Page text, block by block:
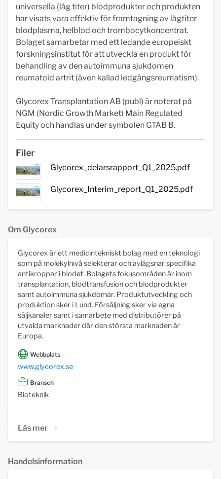
universella (låg titer) blodprodukter och produkten
har visats vara effektiv för framtagning av lågtiter
blodplasma, helblod och trombocytkoncentrat.
Bolaget samarbetar med ett ledande europeiskt
forskningsinstitut för att utveckla en produkt för
behandling av den autoimmuna sjukdomen
reumatoid artrit (även kallad ledgångsreumatism).
Glycorex Transplantation AB (publ) är noterat på
NGM (Nordic Growth Market) Main Regulated
Equity och handlas under symbolen GTAB B.
Filer
Glycorex_delarsrapport_Q1_2025.pdf
Glycorex_Interim_report_Q1_2025.pdf
Om Glycorex
Glycorex är ett medicintekniskt bolag med en teknologi
som på molekylnivå selekterar och avlägsnar specifika
antikroppar i blodet. Bolagets fokusområden är inom
transplantation, blodtransfusion och blodprodukter
samt autoimmuna sjukdomar. Produktutveckling och
produktion sker i Lund. Försäljning sker via egna
säljkanaler samt i samarbete med distributörer på
utvalda marknader där den största marknaden är
Europa.
Webbplats
www.glycorex.se
Bransch
Bioteknik
Läs mer
Handelsinformation